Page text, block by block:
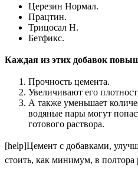
Церезин Нормал.
Працтин.
Трицосал Н.
Бетфикс.
Каждая из этих добавок
Прочность цемента.
Увеличивают его
А также уменьшает
водяные пары могут
готового раствора.
[help]Цемент с добавками,
стоить, как минимум, в